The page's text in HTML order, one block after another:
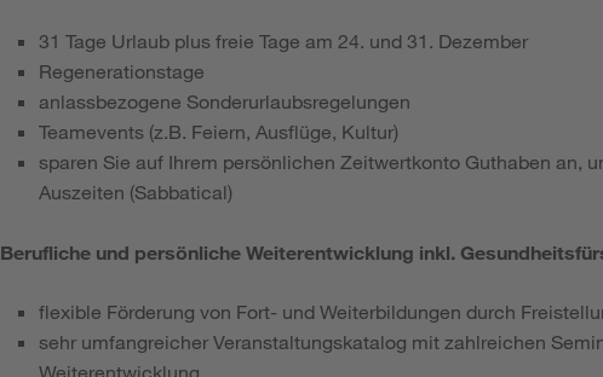
31 Tage Urlaub plus freie Tage am 24. und 31. Dezember
Regenerationstage
anlassbezogene Sonderurlaubsregelungen
Teamevents (z.B. Feiern, Ausflüge, Kultur)
sparen Sie auf Ihrem persönlichen Zeitwertkonto Guthaben an,
Auszeiten (Sabbatical)
Berufliche und persönliche Weiterentwicklung inkl.
flexible Förderung von Fort- und Weiterbildungen durch
sehr umfangreicher Veranstaltungskatalog mit zahlreichen
Weiterentwicklung